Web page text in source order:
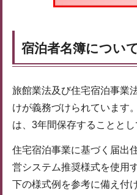
宿泊者名簿につい
旅館業法及び住宅宿泊事業
けが義務づけられています
は、3年間保存することとし
住宅宿泊事業に基づく届出
営システム推奨様式を使用
下の様式例を参考に備え付